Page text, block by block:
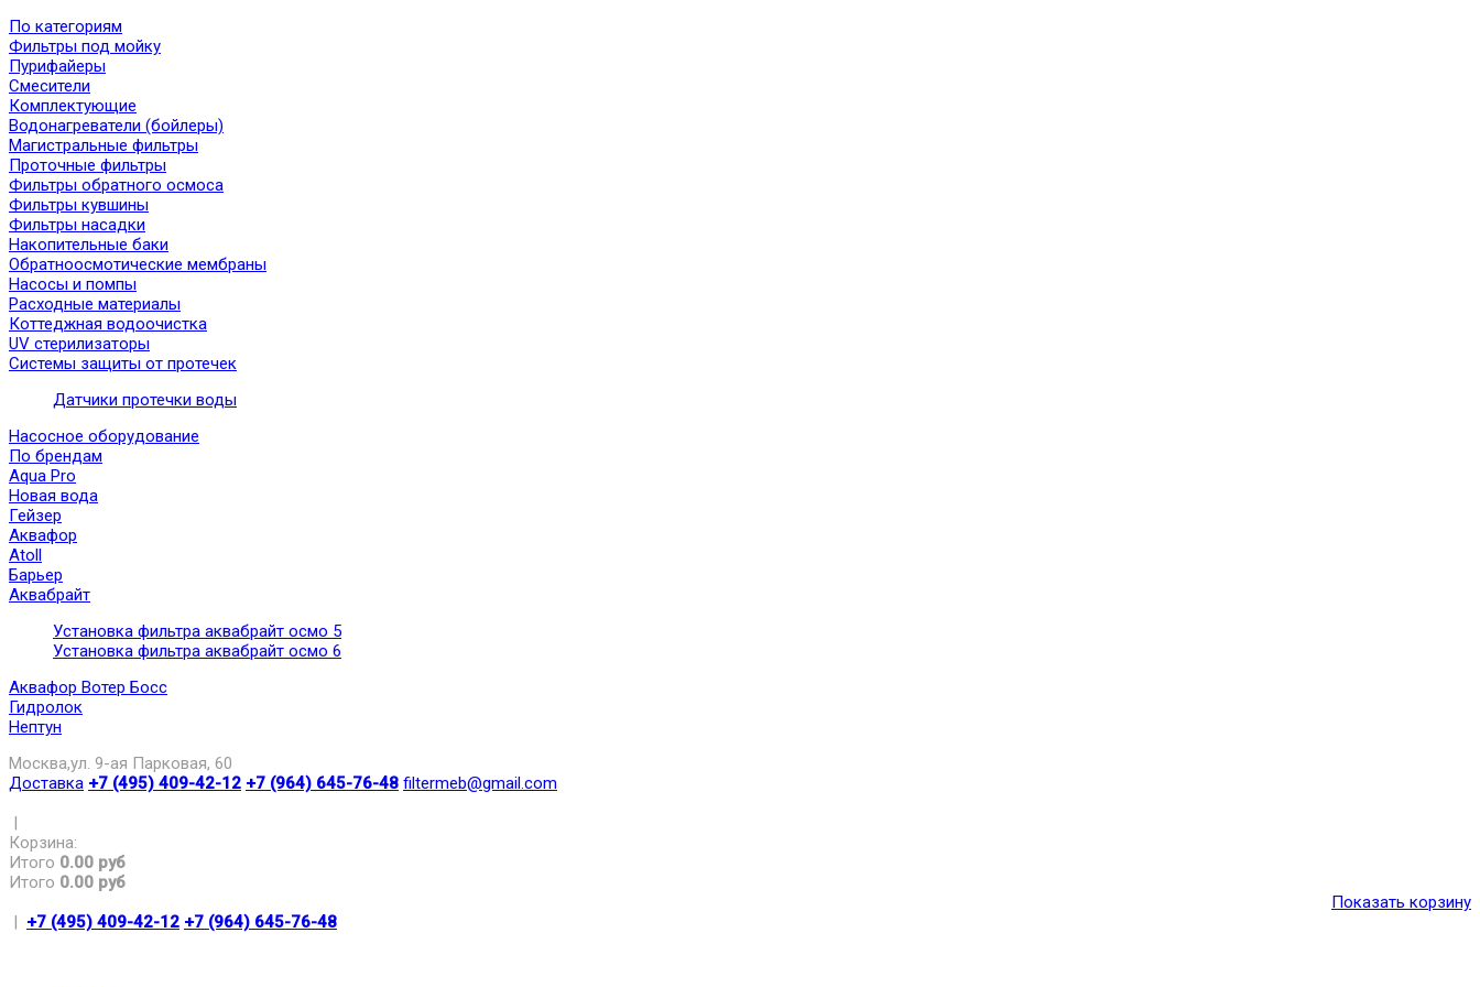
По категориям
Фильтры под мойку
Пурифайеры
Смесители
Комплектующие
Водонагреватели (бойлеры)
Магистральные фильтры
Проточные фильтры
Фильтры обратного осмоса
Фильтры кувшины
Фильтры насадки
Накопительные баки
Обратноосмотические мембраны
Насосы и помпы
Расходные материалы
Коттеджная водоочистка
UV стерилизаторы
Системы защиты от протечек
Датчики протечки воды
Насосное оборудование
По брендам
Aqua Pro
Новая вода
Гейзер
Аквафор
Atoll
Барьер
Аквабрайт
Установка фильтра аквабрайт осмо 5
Установка фильтра аквабрайт осмо 6
Аквафор Вотер Босс
Гидролок
Нептун
Москва,ул. 9-ая Парковая, 60
Доставка +7 (495) 409-42-12 +7 (964) 645-76-48 filtermeb@gmail.com
|
Корзина:
Итого 0.00 руб
Итого 0.00 руб
Показать корзину
| +7 (495) 409-42-12 +7 (964) 645-76-48